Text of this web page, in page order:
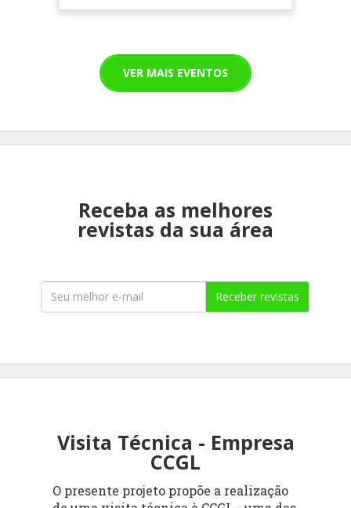
VER MAIS EVENTOS
Receba as melhores
revistas da sua área
Receber revistas
Visita Técnica - Empresa
CCGL
O presente projeto propõe a realização